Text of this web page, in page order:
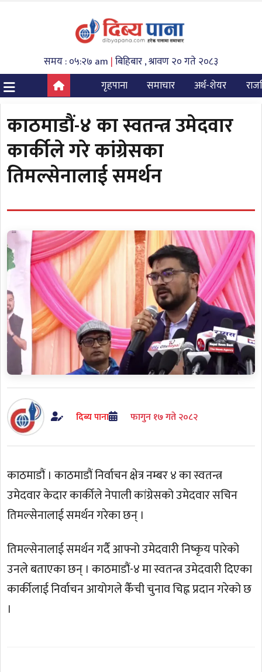
समय : ०५:२७ am |बिहिबार , श्रावण २० गते २०८३
गृहपाना
समाचार अर्थ-शेयर
काठमाडौं-४ का स्वतन्त्र उमेदवार
कार्कीले गरे कांग्रेसका
तिमल्सेनालाई समर्थन
दिब्य पाना फागुन १७ गते २०८२
काठमाडौं । काठमाडौं निर्वाचन क्षेत्र नम्बर ४ का स्वतन्त्र
उमेदवार केदार कार्कीले नेपाली कांग्रेसको उमेदवार सचिन
तिमल्सेनालाई समर्थन गरेका छन् ।
तिमल्सेनालाई समर्थन गर्दै आफ्नो उमेदवारी निष्कृय पारेको
उनले बताएका छन् । काठमाडौं-४ मा स्वतन्त्र उमेदवारी दिएका
कार्कीलाई निर्वाचन आयोगले कैँची चुनाव चिह्न प्रदान गरेको छ
।